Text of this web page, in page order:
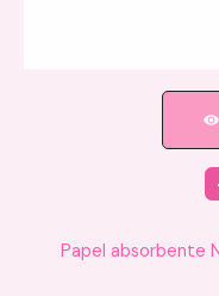
Papel absorbente